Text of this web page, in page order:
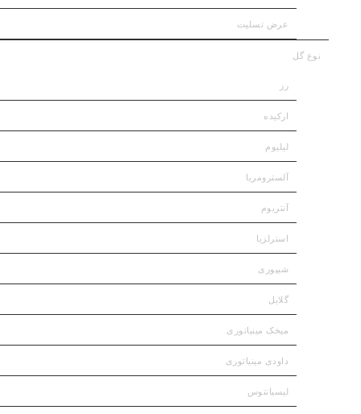
عرض تسلیت
نوع گل
رز
ارکیده
لیلیوم
آلسترومریا
آنتریوم
استرلزیا
شیپوری
گلایل
میخک مینیاتوری
داودی مینیاتوری
لیسیانتوس